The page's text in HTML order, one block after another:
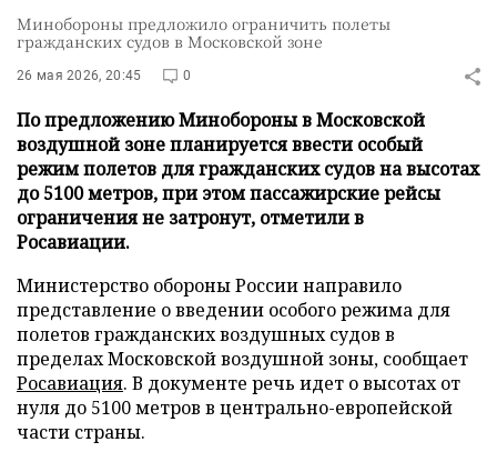
Минобороны предложило ограничить полеты
гражданских судов в Московской зоне
26 мая 2026, 20:45 0
По предложению Минобороны в Московской
воздушной зоне планируется ввести особый
режим полетов для гражданских судов на высотах
до 5100 метров, при этом пассажирские рейсы
ограничения не затронут, отметили в
Росавиации.
Министерство обороны России направило
представление о введении особого режима для
полетов гражданских воздушных судов в
пределах Московской воздушной зоны, сообщает
Росавиация. В документе речь идет о высотах от
нуля до 5100 метров в центрально-европейской
части страны.